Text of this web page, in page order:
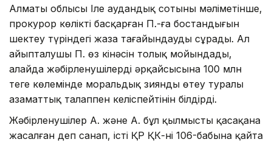
Алматы облысы Іле аудандық сотының мәліметінше,
прокурор көлікті басқарған П.-ға бостандығын
шектеу түріндегі жаза тағайындауды сұрады. Ал
айыпталушы П. өз кінәсін толық мойындады,
алайда жәбірленушілердің әрқайсысына 100 млн
теңге көлемінде моральдық зиянды өтеу туралы
азаматтық талаппен келіспейтінін білдірді.
Жәбірленушілер А. және А. бұл қылмысты қасақана
жасалған деп санап, істі ҚР ҚК-нің 106-бабына қайта